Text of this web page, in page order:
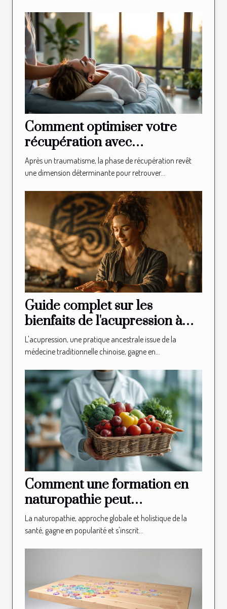
Comment optimiser votre
récupération avec
l'ostéopathie après un
traumatisme ?
Après un traumatisme, la phase de récupération revêt
une dimension déterminante pour retrouver...
Guide complet sur les
bienfaits de l'acupression à
domicile
L'acupression, une pratique ancestrale issue de la
médecine traditionnelle chinoise, gagne en...
Comment une formation en
naturopathie peut
transformer votre carrière
La naturopathie, approche globale et holistique de la
santé, gagne en popularité et s'inscrit...